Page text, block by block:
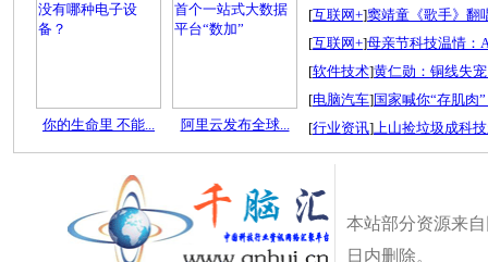
你的生命里 不能... 阿里云发布全球...
[互联网+]窦靖童《歌手》翻
[互联网+]母亲节科技温情：
[软件技术]黄仁勋：铜线失
[电脑汽车]国家喊你“存肌肉
[行业资讯]上山捡垃圾成科
本站部分资源来
日内删除。